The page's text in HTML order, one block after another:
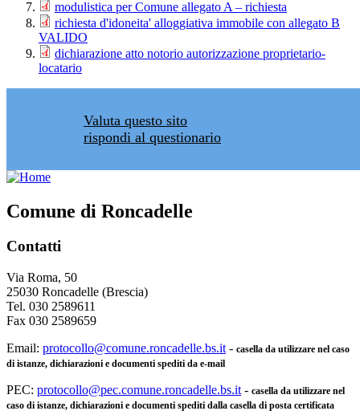
modulistica per Comune allegato A – richiesta
richiesta d'idoneita' alloggiativa immobile con allegato B
VALIDO
dichiarazione atto notorio autorizzazione proprietario-
locatario
Valuta questo sito
rispondi al questionario
Comune di Roncadelle
Contatti
Via Roma, 50
25030 Roncadelle (Brescia)
Tel. 030 2589611
Fax 030 2589659
Email: protocollo@comune.roncadelle.bs.it - casella da utilizzare nel caso
di istanze, dichiarazioni e documenti spediti da e-mail
PEC: protocollo@pec.comune.roncadelle.bs.it - casella da utilizzare nel
caso di istanze, dichiarazioni e documenti spediti dalla casella di posta certificata